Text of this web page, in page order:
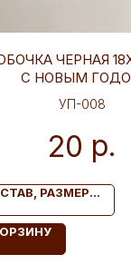
ЧЕРНАЯ
С НОВЫМ
УП-008
20 р.
РАЗМЕР...